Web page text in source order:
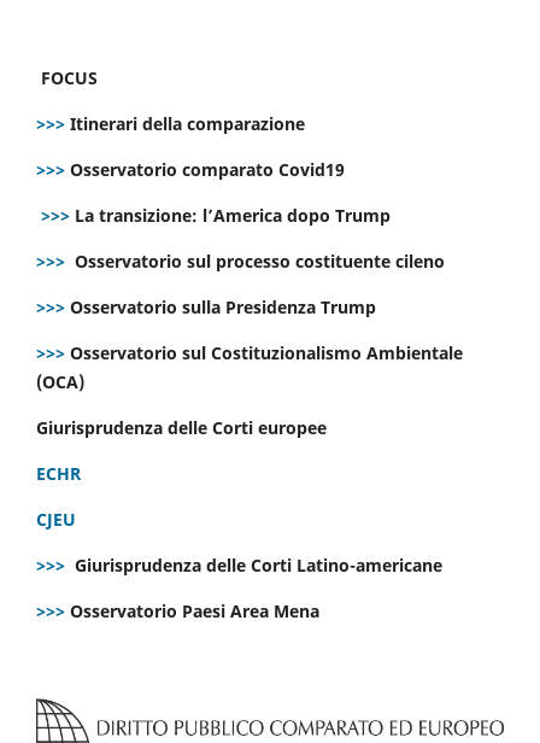
FOCUS
>>> Itinerari della comparazione
>>> Osservatorio comparato Covid19
>>> La transizione: l’America dopo Trump
>>> Osservatorio sul processo costituente cileno
>>> Osservatorio sulla Presidenza Trump
>>> Osservatorio sul Costituzionalismo Ambientale
(OCA)
Giurisprudenza delle Corti europee
ECHR
CJEU
>>> Giurisprudenza delle Corti Latino-americane
>>> Osservatorio Paesi Area Mena